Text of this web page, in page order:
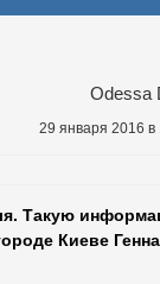
Odessa
29 января 2016 в
Такую
Киеве